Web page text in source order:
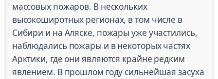
массовых пожаров. В нескольких
высокоширотных регионах, в том числе в
Сибири и на Аляске, пожары уже участились,
наблюдались пожары и в некоторых частях
Арктики, где они являются крайне редким
явлением. В прошлом году сильнейшая засуха